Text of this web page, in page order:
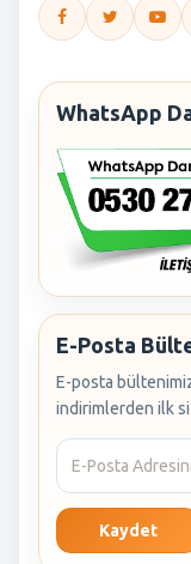
WhatsApp
E-Posta
E-posta
indirimlerden ilk
Kaydet